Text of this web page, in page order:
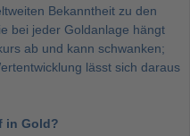
Bekanntheit zu den
bei jeder Goldanlage hängt
ab und kann schwanken;
lässt sich daraus
in Gold?